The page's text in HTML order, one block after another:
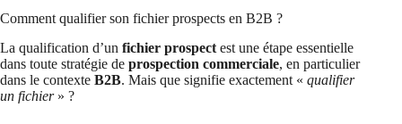
Comment qualifier son fichier prospects en B2B ?
La qualification d’un fichier prospect est une étape essentielle
dans toute stratégie de prospection commerciale, en particulier
dans le contexte B2B. Mais que signifie exactement « qualifier
un fichier» ?